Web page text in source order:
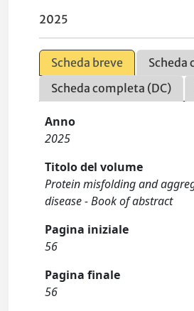
2025
Scheda breve
Scheda
Scheda completa (DC)
Anno
2025
Titolo del volume
Protein misfolding and
disease - Book of abstract
Pagina iniziale
56
Pagina finale
56